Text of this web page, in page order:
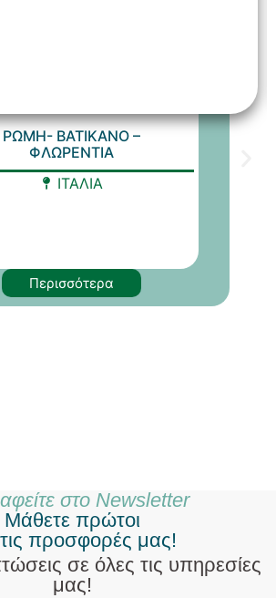
ΡΩΜΗ- ΒΑΤΙΚΑΝΟ –
ΦΛΩΡΕΝΤΙΑ
ΙΤΑΛΙΑ
Περισσότερα
στο Newsletter
Μάθετε πρώτοι
προσφορές μας!
σε όλες τις υπηρεσίες
μας!